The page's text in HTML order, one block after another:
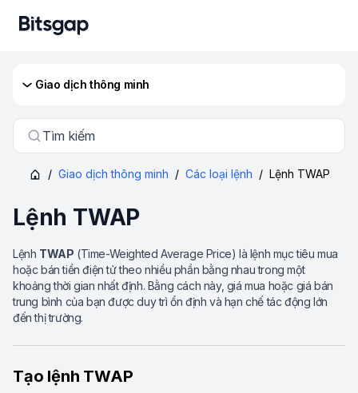
Giao dịch thông minh
Tìm kiếm
/ Giao dịch thông minh / Các loại lệnh / Lệnh TWAP
Lệnh TWAP
Lệnh TWAP (Time-Weighted Average Price) là lệnh mục tiêu mua
hoặc bán tiền điện tử theo nhiều phần bằng nhau trong một
khoảng thời gian nhất định. Bằng cách này, giá mua hoặc giá bán
trung bình của bạn được duy trì ổn định và hạn chế tác động lớn
đến thị trường.
Tạo lệnh TWAP